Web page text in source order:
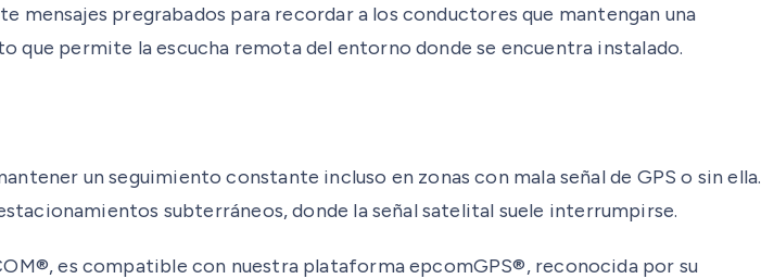
mensajes pregrabados para recordar a los conductores que mantengan una
permite la escucha remota del entorno donde se encuentra instalado.
un seguimiento constante incluso en zonas con mala señal de GPS o sin ella.
subterráneos, donde la señal satelital suele interrumpirse.
es compatible con nuestra plataforma epcomGPS®, reconocida por su